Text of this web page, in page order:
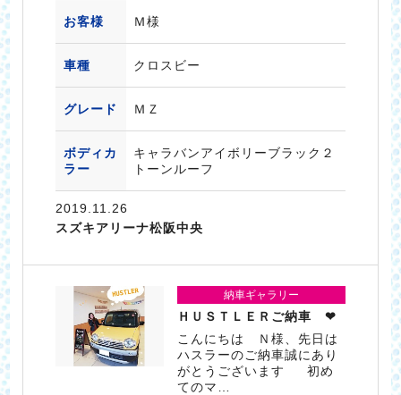
お客様 Ｍ様
車種 クロスビー
グレード ＭＺ
ボディカ
ラー
キャラバンアイボリーブラック２
トーンルーフ
2019.11.26
スズキアリーナ松阪中央
納車ギャラリー
ＨＵＳＴＬＥＲご納車 ❤
こんにちは Ｎ様、先日は
ハスラーのご納車誠にあり
がとうございます 初め
てのマ…